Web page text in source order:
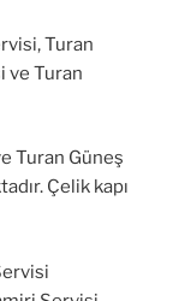
Turan
ve Turan
Turan Güneş
Çelik kapı